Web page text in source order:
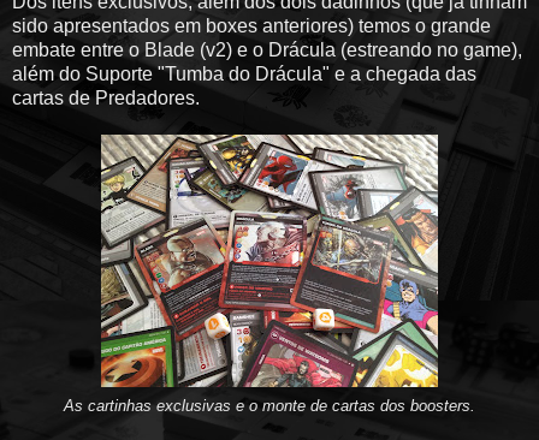
sido apresentados em boxes anteriores) temos o grande
embate entre o Blade (v2) e o Drácula (estreando no game),
além do Suporte "Tumba do Drácula" e a chegada das
cartas de Predadores.
As cartinhas exclusivas e o monte de cartas dos boosters.